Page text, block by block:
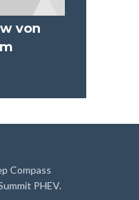
von
Compass
PHEV.